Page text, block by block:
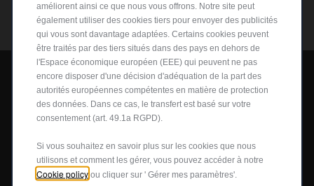
MODELES
Configurez et commandez
améliorent ainsi ce que nous vous offrons. Notre site peut
également utiliser des cookies tiers pour envoyer des publicités
qui vous sont davantage adaptées. Certains cookies peuvent
être traités par des tiers situés dans des pays en dehors de
l'Espace économique européen (EEE) qui peuvent ne pas
encore disposer d'une décision d'adéquation de la part des
autorités européennes compétentes en matière de protection
des données. Dans ce cas, le transfert est basé sur votre
consentement (art. 49.1a RGPD).
Si vous souhaitez en savoir plus sur les cookies que nous
utilisons et comment les gérer, vous pouvez accéder à notre
Cookie policy ou cliquer sur ' Gérer mes paramètres'.